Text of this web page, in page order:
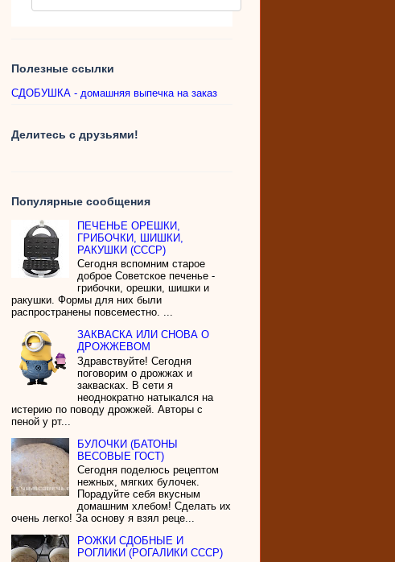
Полезные ссылки
СДОБУШКА - домашняя выпечка на заказ
Делитесь с друзьями!
Популярные сообщения
ПЕЧЕНЬЕ ОРЕШКИ,
ГРИБОЧКИ, ШИШКИ,
РАКУШКИ (СССР)
Сегодня вспомним старое
доброе Советское печенье -
грибочки, орешки, шишки и
ракушки. Формы для них были
распространены повсеместно. ...
ЗАКВАСКА ИЛИ СНОВА О
ДРОЖЖЕВОМ
Здравствуйте! Сегодня
поговорим о дрожжах и
заквасках. В сети я
неоднократно натыкался на
истерию по поводу дрожжей. Авторы с
пеной у рт...
БУЛОЧКИ (БАТОНЫ
ВЕСОВЫЕ ГОСТ)
Сегодня поделюсь рецептом
нежных, мягких булочек.
Порадуйте себя вкусным
домашним хлебом! Сделать их
очень легко! За основу я взял реце...
РОЖКИ СДОБНЫЕ И
РОГЛИКИ (РОГАЛИКИ СССР)